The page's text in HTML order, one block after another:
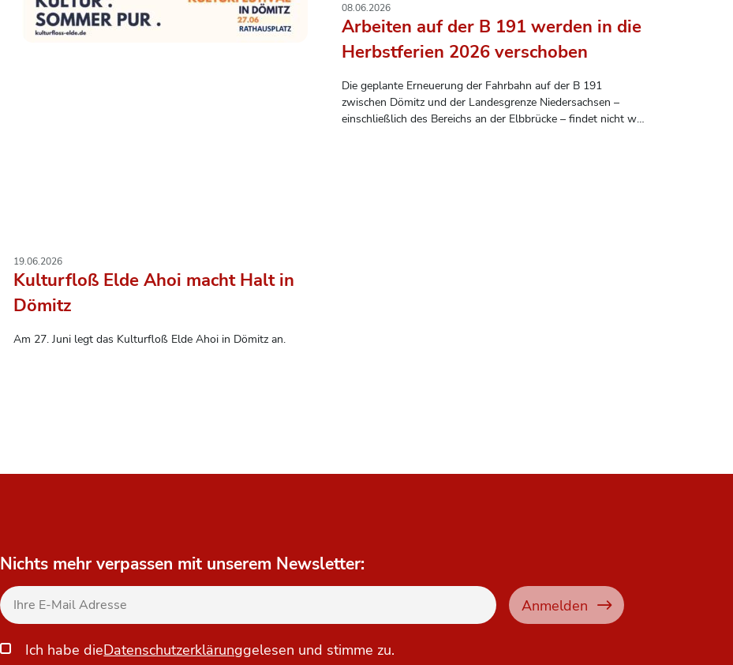
Kulturfloß Elde Ahoi macht Halt in
Dömitz
19.06.2026
Am 27. Juni legt das Kulturfloß Elde Ahoi in Dömitz an.
Arbeiten auf der B 191 werden in die
Herbstferien 2026 verschoben
08.06.2026
Die geplante Erneuerung der Fahrbahn auf der B 191
zwischen Dömitz und der Landesgrenze Niedersachsen –
einschließlich des Bereichs an der Elbbrücke – findet nicht wie
Nichts mehr verpassen mit unserem Newsletter:
Anmelden
Ich habe dieDatenschutzerklärunggelesen und stimme zu.